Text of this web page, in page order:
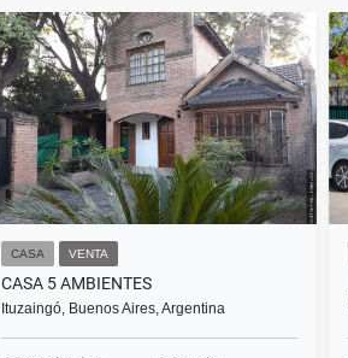
CASA VENTA
CASA 5 AMBIENTES
Ituzaingó, Buenos Aires, Argentina